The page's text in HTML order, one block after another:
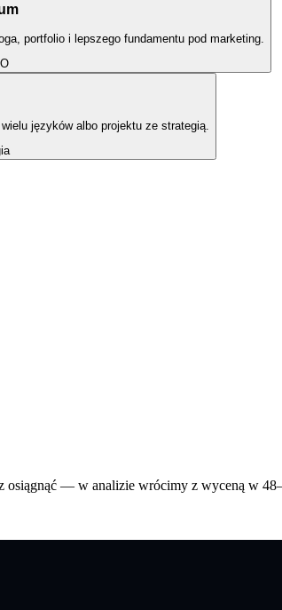
portfolio i lepszego fundamentu pod marketing.
języków albo projektu ze strategią.
osiągnąć — w analizie wrócimy z wyceną w